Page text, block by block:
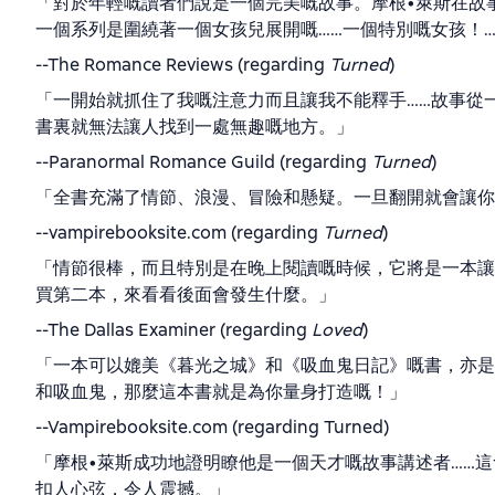
一個系列是圍繞著一個女孩兒展開嘅……一個特別嘅女孩
--The Romance Reviews (regarding Turned)
「一開始就抓住了我嘅注意力而且讓我不能釋手……故事
書裏就無法讓人找到一處無趣嘅地方。」
--Paranormal Romance Guild (regarding Turned)
「全書充滿了情節、浪漫、冒險和懸疑。一旦翻開就會讓
--vampirebooksite.com (regarding Turned)
「情節很棒，而且特別是在晚上閱讀嘅時候，它將是一
買第二本，來看看後面會發生什麼。」
--The Dallas Examiner (regarding Loved)
「一本可以媲美《暮光之城》和《吸血鬼日記》嘅書，
和吸血鬼，那麼這本書就是為你量身打造嘅！」
--Vampirebooksite.com (regarding Turned)
「摩根•萊斯成功地證明瞭他是一個天才嘅故事講述者……
扣人心弦，令人震撼。」